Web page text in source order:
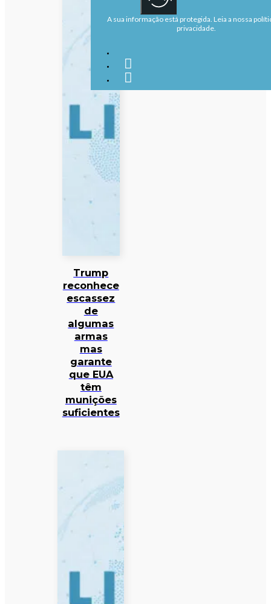
Trump
reconhece
escassez
de
algumas
armas
mas
garante
que EUA
têm
munições
suficientes
A sua informação está protegida. Leia a nossa
privacidade.